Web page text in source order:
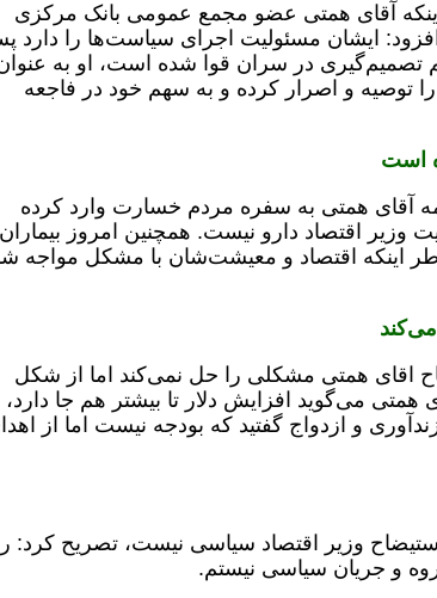
اینکه آقای همتی عضو مجمع عمومی بانک مرکزی
ایشان مسئولیت اجرای سیاست‌ها را دارد
تصمیم‌گیری در سران قوا شده است، او به
توصیه و اصرار کرده و به سهم خود در فاجعه
است
آقای همتی به سفره مردم خسارت وارد کرده
وزیر اقتصاد دارو نیست. همچنین امروز بیماران
اینکه اقتصاد و معیشت‌شان با مشکل مواجه
اقای همتی مشکلی را حل نمی‌کند اما از شکل
می‌گوید افزایش دلار تا بیشتر هم جا
و ازدواج گفتید که بودجه نیست اما از
استیضاح وزیر اقتصاد سیاسی نیست، تصریح کرد:
و جریان سیاسی نیستم.